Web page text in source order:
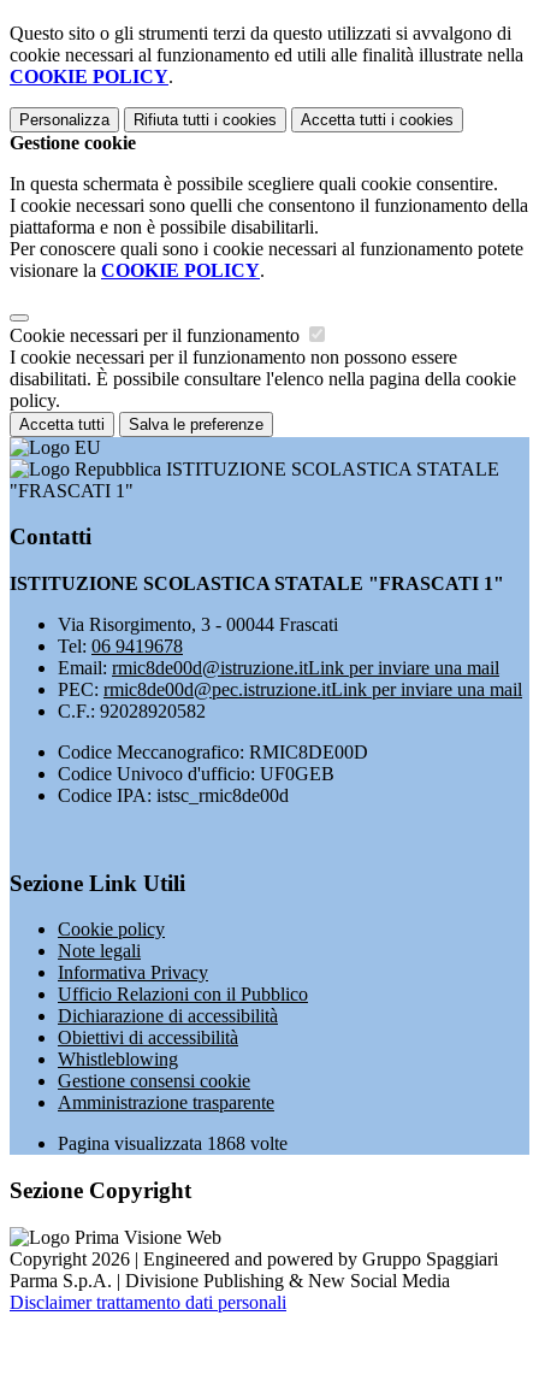
Questo sito o gli strumenti terzi da questo utilizzati si avvalgono di
cookie necessari al funzionamento ed utili alle finalità illustrate nella
COOKIE POLICY.
Personalizza Rifiuta tutti i cookies Accetta tutti i cookies
Gestione cookie
In questa schermata è possibile scegliere quali cookie consentire.
I cookie necessari sono quelli che consentono il funzionamento della
piattaforma e non è possibile disabilitarli.
Per conoscere quali sono i cookie necessari al funzionamento potete
visionare la COOKIE POLICY.
Cookie necessari per il funzionamento
I cookie necessari per il funzionamento non possono essere
disabilitati. È possibile consultare l'elenco nella pagina della cookie
policy.
Accetta tutti Salva le preferenze
ISTITUZIONE SCOLASTICA STATALE
"FRASCATI 1"
Contatti
ISTITUZIONE SCOLASTICA STATALE "FRASCATI 1"
Via Risorgimento, 3 - 00044 Frascati
Tel: 06 9419678
Email: rmic8de00d@istruzione.itLink per inviare una mail
PEC: rmic8de00d@pec.istruzione.itLink per inviare una mail
C.F.: 92028920582
Codice Meccanografico: RMIC8DE00D
Codice Univoco d'ufficio: UF0GEB
Codice IPA: istsc_rmic8de00d
Sezione Link Utili
Cookie policy
Note legali
Informativa Privacy
Ufficio Relazioni con il Pubblico
Dichiarazione di accessibilità
Obiettivi di accessibilità
Whistleblowing
Gestione consensi cookie
Amministrazione trasparente
Pagina visualizzata 1868 volte
Sezione Copyright
Copyright 2026 | Engineered and powered by Gruppo Spaggiari
Parma S.p.A. | Divisione Publishing & New Social Media
Disclaimer trattamento dati personali